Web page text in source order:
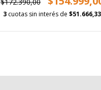
$172.390,00
3 cuotas sin interés de $51.666,33